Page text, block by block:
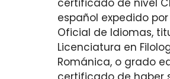
certificado de nivel
español expedido
Oficial de Idiomas,
Licenciatura en
Románica, o grado